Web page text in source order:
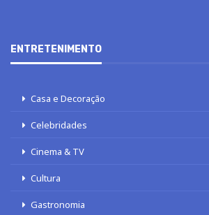
ENTRETENIMENTO
Casa e Decoração
Celebridades
Cinema & TV
Cultura
Gastronomia